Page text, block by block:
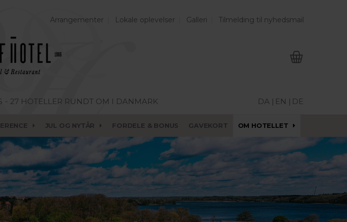
Arrangementer Lokale oplevelser Galleri Tilmelding til nyhedsmail
- 27 HOTELLER RUNDT OM I DANMARK DA | EN | DE
JUL OG NYTÅR FORDELE & BONUS GAVEKORT OM HOTELLET